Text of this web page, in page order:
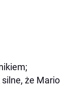
silne, że Mario